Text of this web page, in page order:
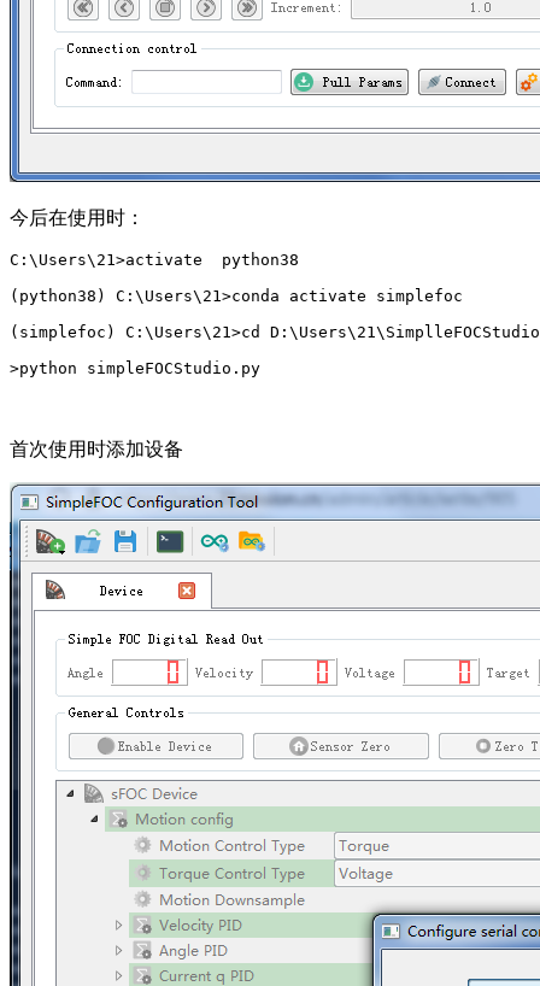
今后在使用时：
C:\Users\21>activate  python38
(python38) C:\Users\21>conda activate simplefoc
(simplefoc) C:\Users\21>cd D:\Users\21\SimplleFOCStudio
>python simpleFOCStudio.py
首次使用时添加设备